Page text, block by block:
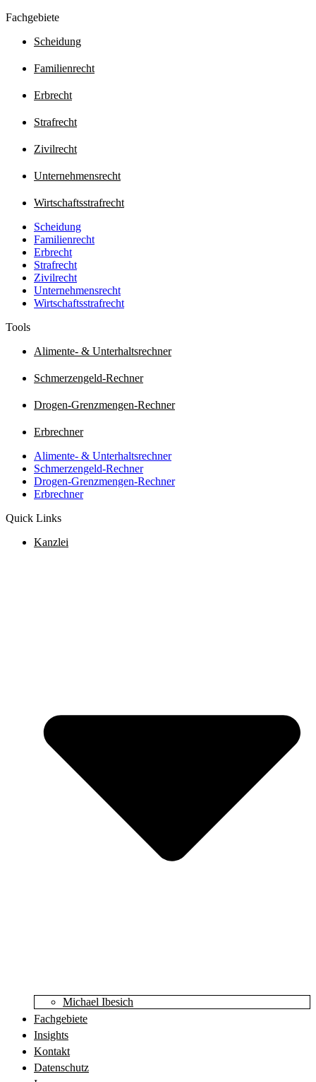
Fachgebiete
Scheidung
Familienrecht
Erbrecht
Strafrecht
Zivilrecht
Unternehmensrecht
Wirtschaftsstrafrecht
Scheidung
Familienrecht
Erbrecht
Strafrecht
Zivilrecht
Unternehmensrecht
Wirtschaftsstrafrecht
Tools
Alimente- & Unterhaltsrechner
Schmerzengeld-Rechner
Drogen-Grenzmengen-Rechner
Erbrechner
Alimente- & Unterhaltsrechner
Schmerzengeld-Rechner
Drogen-Grenzmengen-Rechner
Erbrechner
Quick Links
Kanzlei
Michael Ibesich
Fachgebiete
Insights
Kontakt
Datenschutz